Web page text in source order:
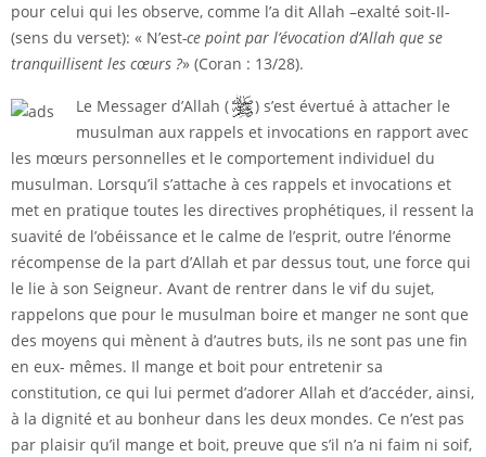
pour celui qui les observe, comme l’a dit Allah –exalté soit-Il-
(sens du verset): « N’est-ce point par l’évocation d’Allah que se
tranquillisent les cœurs ?» (Coran : 13/28).
Le Messager d’Allah (
) s’est évertué à attacher le
musulman aux rappels et invocations en rapport avec
les mœurs personnelles et le comportement individuel du
musulman. Lorsqu’il s’attache à ces rappels et invocations et
met en pratique toutes les directives prophétiques, il ressent la
suavité de l’obéissance et le calme de l’esprit, outre l’énorme
récompense de la part d’Allah et par dessus tout, une force qui
le lie à son Seigneur. Avant de rentrer dans le vif du sujet,
rappelons que pour le musulman boire et manger ne sont que
des moyens qui mènent à d’autres buts, ils ne sont pas une fin
en eux- mêmes. Il mange et boit pour entretenir sa
constitution, ce qui lui permet d’adorer Allah et d’accéder, ainsi,
à la dignité et au bonheur dans les deux mondes. Ce n’est pas
par plaisir qu’il mange et boit, preuve que s’il n’a ni faim ni soif,